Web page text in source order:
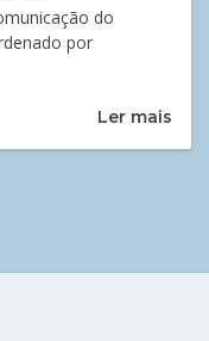
do
por
Ler mais